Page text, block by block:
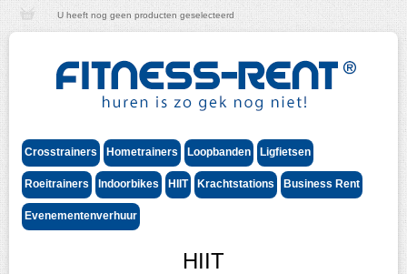
U heeft nog geen producten geselecteerd
Crosstrainers Hometrainers Loopbanden Ligfietsen
Roeitrainers Indoorbikes HIIT Krachtstations Business Rent
Evenementenverhuur
HIIT